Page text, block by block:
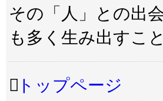
その「人」との出
も多く生み出すこ
トップページ